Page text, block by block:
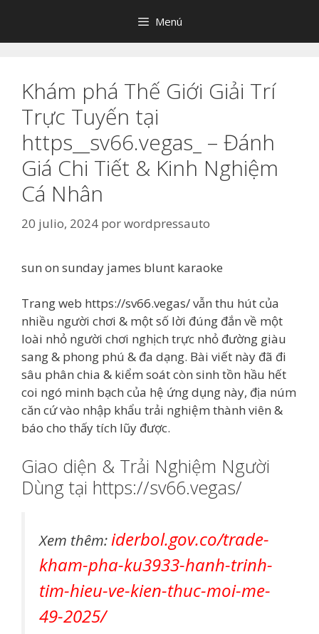
contenido
Menú
Khám phá Thế Giới Giải Trí
Trực Tuyến tại
https__sv66.vegas_ – Đánh
Giá Chi Tiết & Kinh Nghiệm
Cá Nhân
20 julio, 2024 porwordpressauto
sun on sunday james blunt karaoke
Trang web https://sv66.vegas/ vẫn thu hút của
nhiều người chơi & một số lời đúng đắn về một
loài nhỏ người chơi nghịch trực nhỏ đường giàu
sang & phong phú & đa dạng. Bài viết này đã đi
sâu phân chia & kiểm soát còn sinh tồn hầu hết
coi ngó minh bạch của hệ ứng dụng này, địa núm
căn cứ vào nhập khẩu trải nghiệm thành viên &
báo cho thấy tích lũy được.
Giao diện & Trải Nghiệm Người
Dùng tại https://sv66.vegas/
Xem thêm: iderbol.gov.co/trade-
kham-pha-ku3933-hanh-trinh-
tim-hieu-ve-kien-thuc-moi-me-
49-2025/